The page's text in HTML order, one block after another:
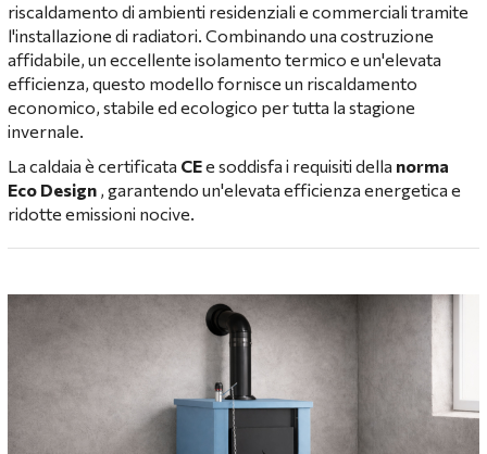
riscaldamento di ambienti residenziali e commerciali tramite
l'installazione di radiatori. Combinando una costruzione
affidabile, un eccellente isolamento termico e un'elevata
efficienza, questo modello fornisce un riscaldamento
economico, stabile ed ecologico per tutta la stagione
invernale.
La caldaia è certificata CEe soddisfa i requisiti della norma
Eco Design , garantendo un'elevata efficienza energetica e
ridotte emissioni nocive.